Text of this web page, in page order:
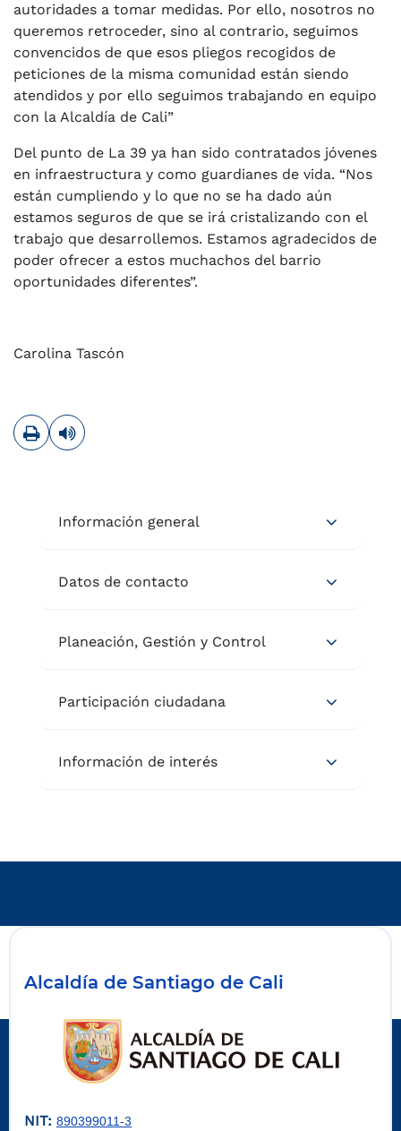
autoridades a tomar medidas. Por ello, nosotros no
queremos retroceder, sino al contrario, seguimos
convencidos de que esos pliegos recogidos de
peticiones de la misma comunidad están siendo
atendidos y por ello seguimos trabajando en equipo
con la Alcaldía de Cali”
Del punto de La 39 ya han sido contratados jóvenes
en infraestructura y como guardianes de vida. “Nos
están cumpliendo y lo que no se ha dado aún
estamos seguros de que se irá cristalizando con el
trabajo que desarrollemos. Estamos agradecidos de
poder ofrecer a estos muchachos del barrio
oportunidades diferentes”.
Carolina Tascón
ImprimirLeer contenido
Información general
Datos de contacto
Planeación, Gestión y Control
Participación ciudadana
Información de interés
Alcaldía de Santiago de Cali
NIT: 890399011-3